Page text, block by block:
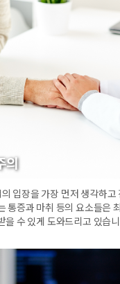
의
입장을 가장 먼저 생각하
통증과 마취 등의 요소들은
을 수 있게 도와드리고 있습